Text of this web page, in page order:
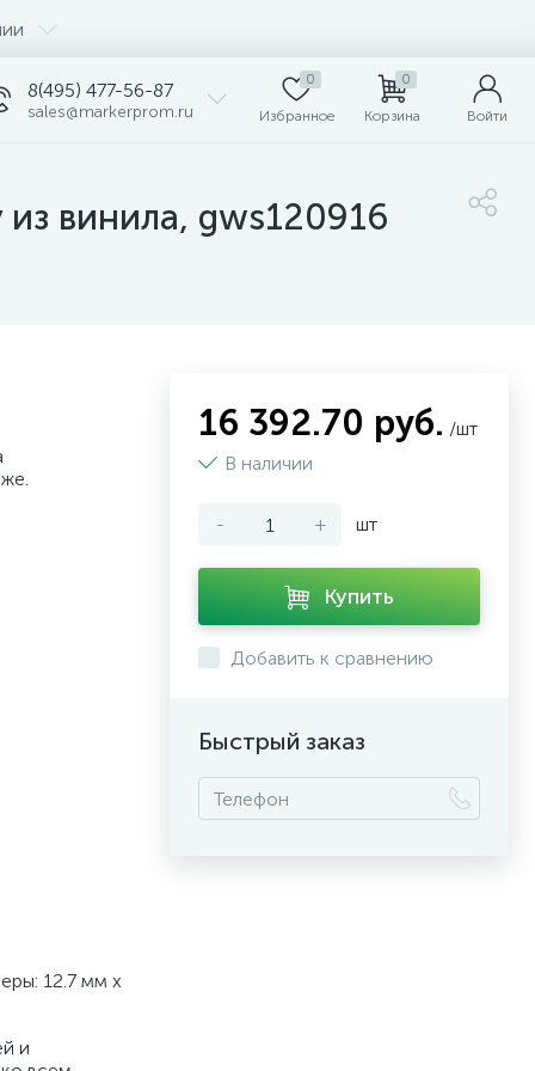
8(495) 477-56-87
sales@markerprom.ru
0
Избранное
0
Корзина Войти
винила, gws120916
12.7 мм x
и
16 392.70 руб. /шт
В наличии
- + шт
Купить
Добавить к сравнению
Быстрый заказ